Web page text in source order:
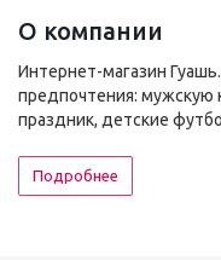
О компании
Интернет-магазин
предпочтения: мужскую
праздник, детские
Подробнее